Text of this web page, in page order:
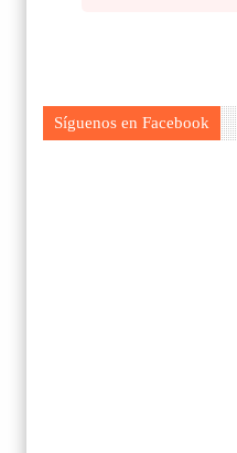
Síguenos en Facebook